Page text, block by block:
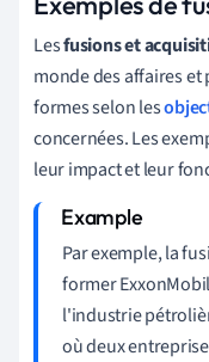
Lesfusions et
monde des affaires
formes selon les
concernées. Les
leur impact et leur
Par exemple, la
former
l'industrie
où deux